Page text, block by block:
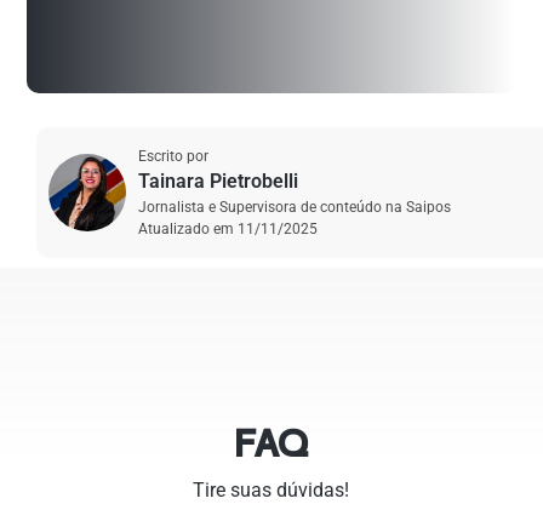
Escrito por
Tainara Pietrobelli
Jornalista e Supervisora de conteúdo na Saipos
Atualizado em 11/11/2025
FAQ
Tire suas dúvidas!